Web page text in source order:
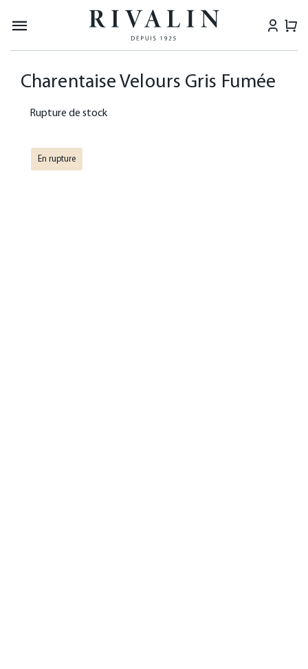
Navigation
bascule
Charentaise Velours Gris Fumée
Rupture de stock
En rupture